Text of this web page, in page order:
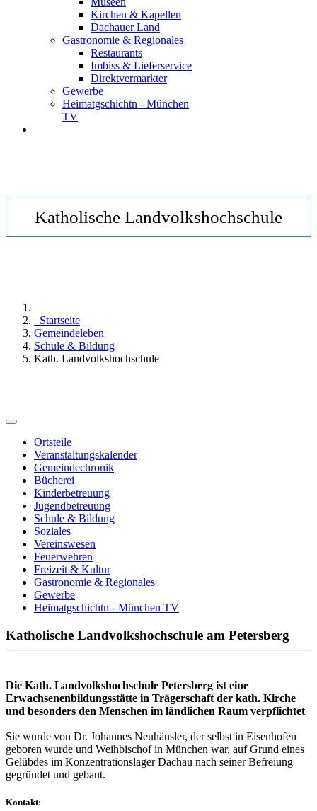
Kirchen & Kapellen
Dachauer Land
Gastronomie & Regionales
Restaurants
Imbiss & Lieferservice
Direktvermarkter
Gewerbe
Heimatgschichtn - München
TV
Katholische Landvolkshochschule
Startseite
Gemeindeleben
Schule & Bildung
Kath. Landvolkshochschule
Ortsteile
Veranstaltungskalender
Gemeindechronik
Bücherei
Kinderbetreuung
Jugendbetreuung
Schule & Bildung
Soziales
Vereinswesen
Feuerwehren
Freizeit & Kultur
Gastronomie & Regionales
Gewerbe
Heimatgschichtn - München TV
Katholische Landvolkshochschule am Petersberg
Die Kath. Landvolkshochschule Petersberg ist eine
Erwachsenenbildungsstätte in Trägerschaft der kath. Kirche
und besonders den Menschen im ländlichen Raum verpflichtet
Sie wurde von Dr. Johannes Neuhäusler, der selbst in Eisenhofen
geboren wurde und Weihbischof in München war, auf Grund eines
Gelübdes im Konzentrationslager Dachau nach seiner Befreiung
gegründet und gebaut.
Kontakt: